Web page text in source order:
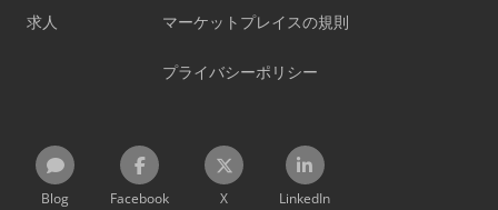
求人 マーケットプレイスの規則
プライバシーポリシー
Blog Facebook X LinkedIn